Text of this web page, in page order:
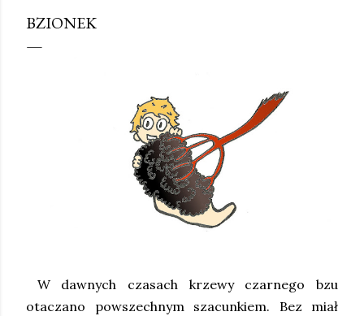
BZIONEK
W dawnych czasach krzewy czarnego bzu
otaczano powszechnym szacunkiem. Bez miał